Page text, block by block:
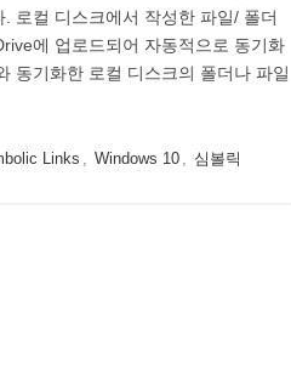
로컬 디스크에서 작성한 파일/ 폴더
에 업로드되어 자동적으로 동기화
동기화한 로컬 디스크의 폴더나 파일
Links , Windows 10 , 심볼릭